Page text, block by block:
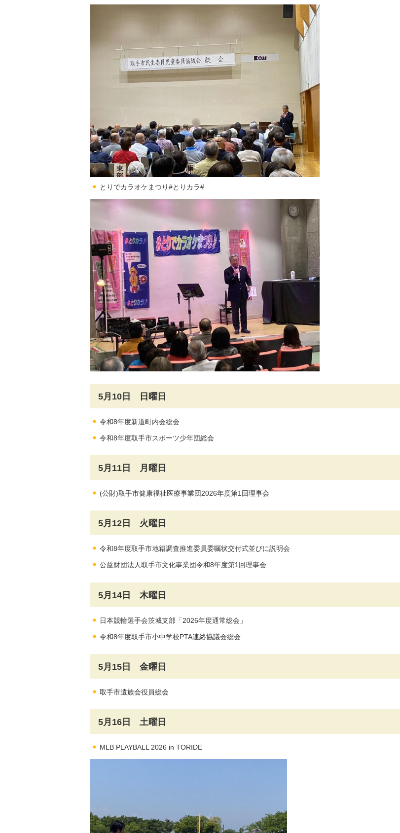
とりでカラオケまつり#とりカラ#
5月10日 日曜日
令和8年度新道町内会総会
令和8年度取手市スポーツ少年団総会
5月11日 月曜日
(公財)取手市健康福祉医療事業団2026年度第1回理事会
5月12日 火曜日
令和8年度取手市地籍調査推進委員委嘱状交付式並びに説明会
公益財団法人取手市文化事業団令和8年度第1回理事会
5月14日 木曜日
日本競輪選手会茨城支部「2026年度通常総会」
令和8年度取手市小中学校PTA連絡協議会総会
5月15日 金曜日
取手市遺族会役員総会
5月16日 土曜日
MLB PLAYBALL 2026 in TORIDE